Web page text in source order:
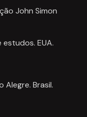
John Simon
estudos. EUA.
Alegre. Brasil.